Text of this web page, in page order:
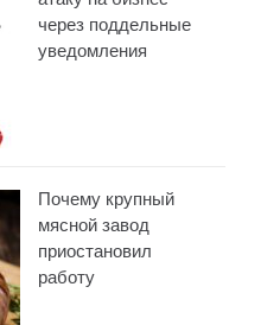
через поддельные
уведомления
Почему крупный
мясной завод
приостановил
работу